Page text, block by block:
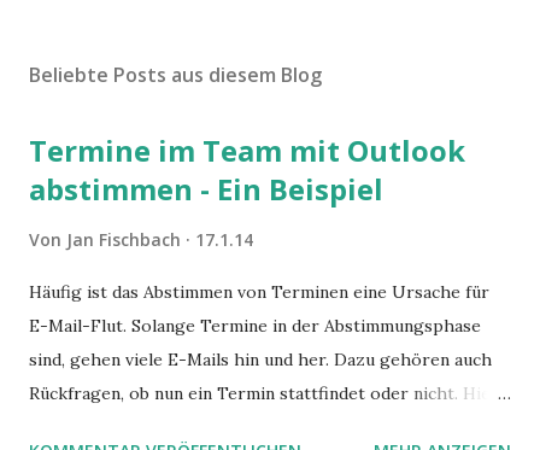
Beliebte Posts aus diesem Blog
Termine im Team mit Outlook
abstimmen - Ein Beispiel
Von Jan Fischbach 17.1.14
Häufig ist das Abstimmen von Terminen eine Ursache für
E-Mail-Flut. Solange Termine in der Abstimmungsphase
sind, gehen viele E-Mails hin und her. Dazu gehören auch
Rückfragen, ob nun ein Termin stattfindet oder nicht. Hier